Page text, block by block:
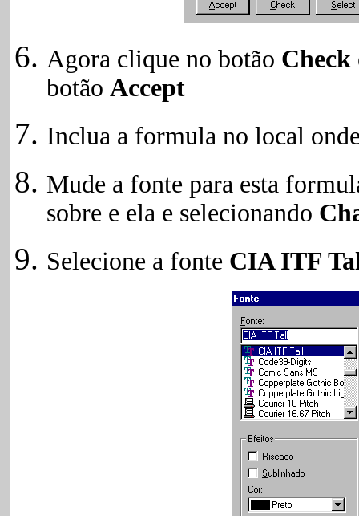
Agora clique no botão Check
botão Accept
Inclua a formula no local
Mude a fonte para esta
sobre e ela e selecionando
Selecione a fonte CIA ITF